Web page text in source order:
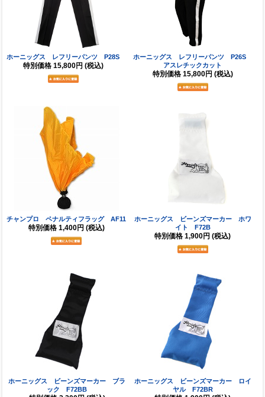
ホーニッグス レフリーパンツ P28S
特別価格 15,800円 (税込)
ホーニッグス レフリーパンツ P26S
アスレチックカット
特別価格 15,800円 (税込)
チャンプロ ペナルティフラッグ AF11
特別価格 1,400円 (税込)
ホーニッグス ビーンズマーカー ホワ
イト F72B
特別価格 1,900円 (税込)
ホーニッグス ビーンズマーカー ブラ
ック F72BB
ホーニッグス ビーンズマーカー ロイ
ヤル F72BR